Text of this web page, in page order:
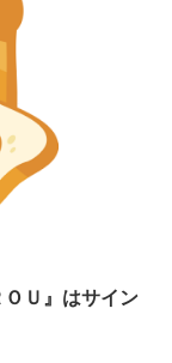
Ｕ』はサイン